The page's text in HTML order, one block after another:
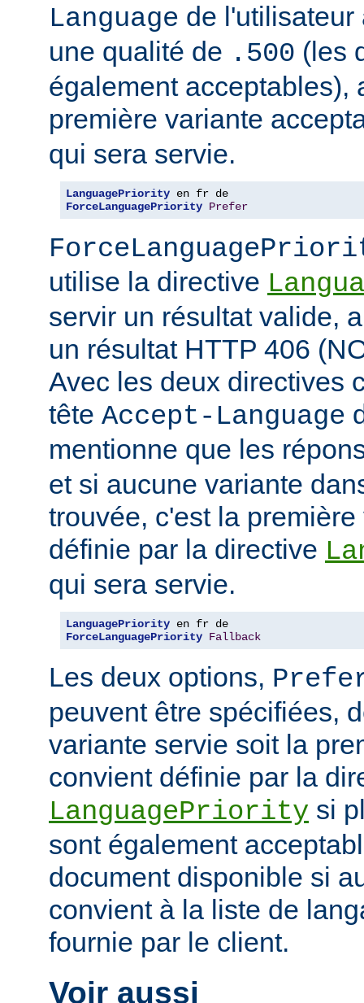
Language de
une qualité de .500 (les
également acceptables),
première variante
qui sera servie.
LanguagePriority
ForceLanguagePriority Prefer
utilise la directive
servir un résultat valide,
un résultat HTTP 406
Avec les deux directives
tête Accept-Language
mentionne que les
et si aucune variante
trouvée, c'est la
définie par la directive
qui sera servie.
LanguagePriority
ForceLanguagePriority Fallback
Les deux options,
peuvent être spécifiées,
variante servie soit la
convient définie par la
LanguagePriority si
sont également
document disponible si
convient à la liste de
fournie par le client.
Voir aussi